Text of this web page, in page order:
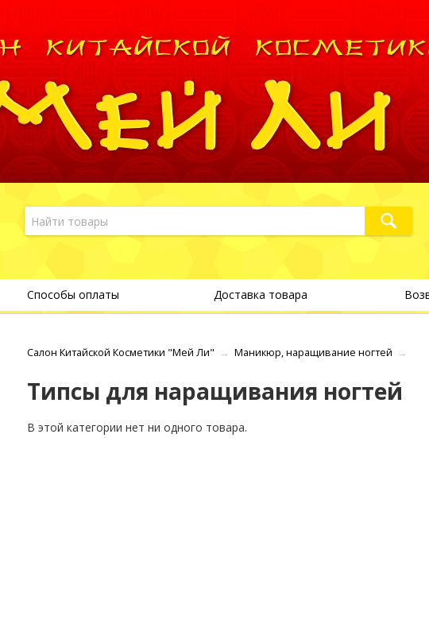
Способы оплаты Доставка товара
Салон Китайской Косметики "Мей Ли" → Маникюр, наращивание ногтей →
Типсы для наращивания ногтей
В этой категории нет ни одного товара.